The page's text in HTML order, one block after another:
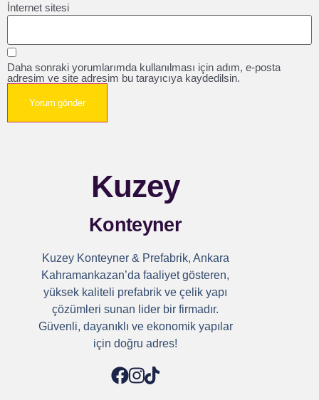
İnternet sitesi
Daha sonraki yorumlarımda kullanılması için adım, e-posta
adresim ve site adresim bu tarayıcıya kaydedilsin.
Kuzey
Konteyner
Kuzey Konteyner & Prefabrik, Ankara
Kahramankazan’da faaliyet gösteren,
yüksek kaliteli prefabrik ve çelik yapı
çözümleri sunan lider bir firmadır.
Güvenli, dayanıklı ve ekonomik yapılar
için doğru adres!